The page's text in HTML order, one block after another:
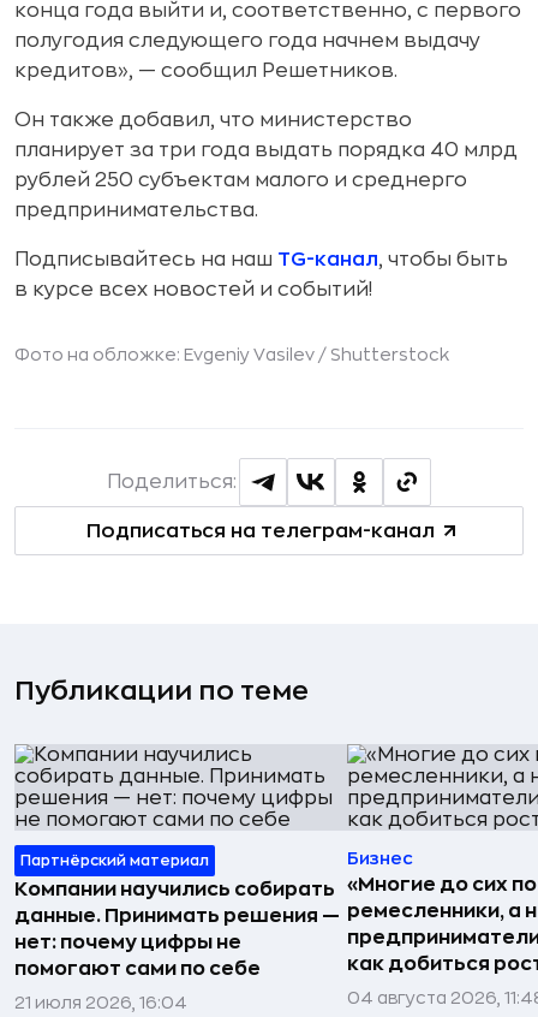
конца года выйти и, соответственно, с первого
полугодия следующего года начнем выдачу
кредитов», — сообщил Решетников.
Он также добавил, что министерство
планирует за три года выдать порядка 40 млрд
рублей 250 субъектам малого и среднерго
предпринимательства.
Подписывайтесь на наш TG-канал, чтобы быть
в курсе всех новостей и событий!
Фото на обложке: Evgeniy Vasilev / Shutterstock
Подписаться на телеграм-канал
Поделиться:
Публикации по теме
Партнёрский материал
Компании научились собирать
данные. Принимать решения —
нет: почему цифры не
помогают сами по себе
21 июля 2026, 16:04
Бизнес
«Многие до сих
ремесленники, а
как добиться
04 августа 2026,